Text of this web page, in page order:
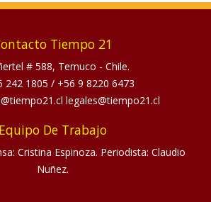
Tiempo 21
# 588, Temuco - Chile.
242 1805 / +56 9 8220 6473
legales@tiempo21.cl
Equipo De Trabajo
Cristina Espinoza. Periodista: Claudio
Nuñez.